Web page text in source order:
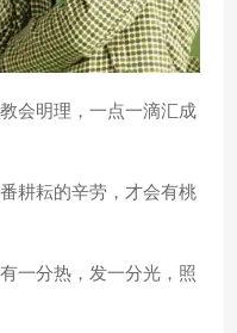
会明理，一点一滴汇成
耕耘的辛劳，才会有桃
一分热，发一分光，照